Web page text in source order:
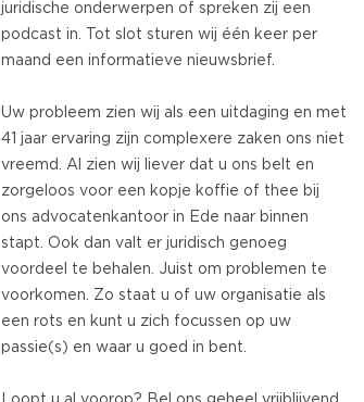
juridische onderwerpen of spreken zij een
podcast in. Tot slot sturen wij één keer per
maand een informatieve nieuwsbrief.
Uw probleem zien wij als een uitdaging en met
41 jaar ervaring zijn complexere zaken ons niet
vreemd. Al zien wij liever dat u ons belt en
zorgeloos voor een kopje koffie of thee bij
ons advocatenkantoor in Ede naar binnen
stapt. Ook dan valt er juridisch genoeg
voordeel te behalen. Juist om problemen te
voorkomen. Zo staat u of uw organisatie als
een rots en kunt u zich focussen op uw
passie(s) en waar u goed in bent.